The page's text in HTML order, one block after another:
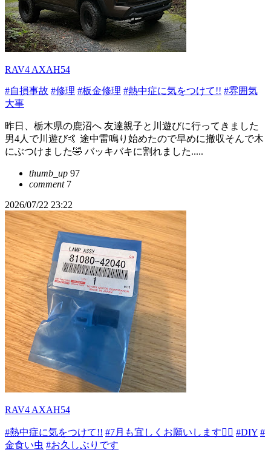
RAV4 AXAH54
#自損事故 #修理 #板金修理 #熱中症に気をつけて!! #雰囲気
大事
昨日、栃木県の鹿沼へ 友達親子と川遊びに行ってきました
男4人で川遊び🤙 途中雷鳴り始めたので早めに撤収そんで木
にぶつけました🤣 バッキバキに割れました.....
thumb_up 97
comment7
2026/07/22 23:22
RAV4 AXAH54
#熱中症に気をつけて!! #7月も宜しくお願いします🙇‍♂️ #DIY #
金食い虫 #お久しぶりです